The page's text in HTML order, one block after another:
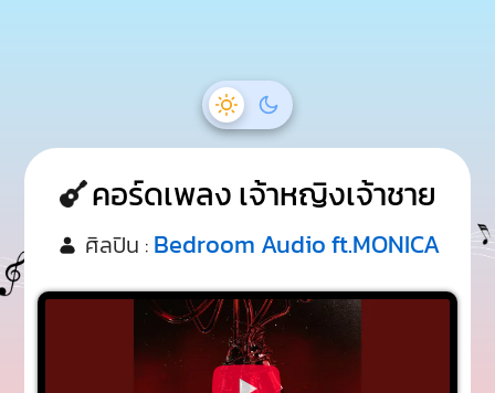
คอร์ดเพลง เจ้าหญิงเจ้าชาย
ศิลปิน : Bedroom Audio ft.MONICA